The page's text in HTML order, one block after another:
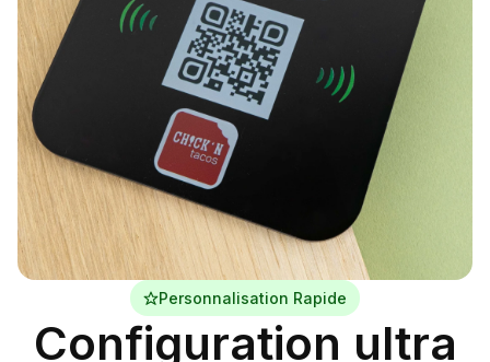
Personnalisation Rapide
Configuration ultra